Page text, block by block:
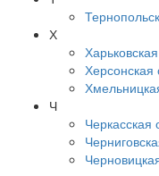
Х
Херсонская
Ч
Черкасская